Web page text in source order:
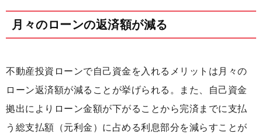
月々のローンの返済額が減る
不動産投資ローンで自己資金を入れるメリットは月々の
ローン返済額が減ることが挙げられる。また、自己資金
拠出によりローン金額が下がることから完済までに支払
う総支払額（元利金）に占める利息部分を減らすことが